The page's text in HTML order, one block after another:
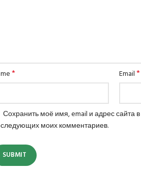
* Email*
Сохранить моё имя, email и адрес сайта
моих комментариев.